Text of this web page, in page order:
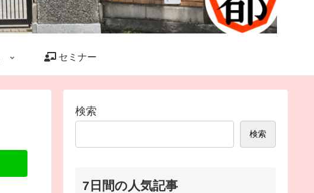
セミナー
検索
検索
7日間の人気記事